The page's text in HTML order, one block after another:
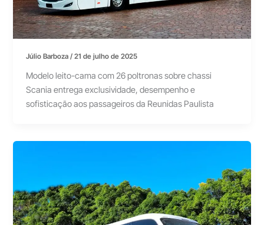
Júlio Barboza/21 de julho de 2025
Modelo leito-cama com 26 poltronas sobre chassi
Scania entrega exclusividade, desempenho e
sofisticação aos passageiros da Reunidas Paulista